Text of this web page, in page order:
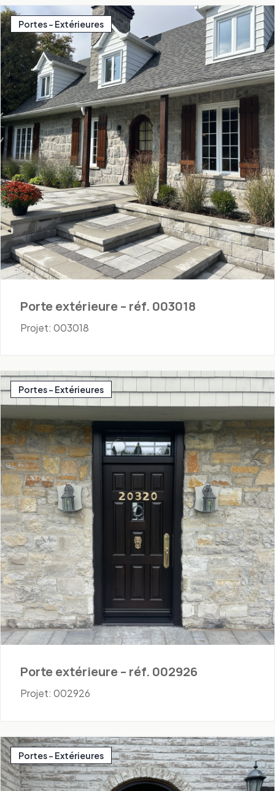
Portes - Extérieures
Porte extérieure – réf. 003018
Projet: 003018
Portes - Extérieures
Porte extérieure – réf. 002926
Projet: 002926
Portes - Extérieures